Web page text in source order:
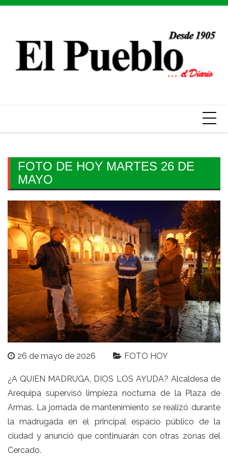
Skip
FOTO DE HOY MARTES 26 DE
MAYO
26 de mayo de 2026 FOTO HOY
¿A QUIEN MADRUGA, DIOS LOS AYUDA? Alcaldesa de
Arequipa supervisó limpieza nocturna de la Plaza de
Armas. La jornada de mantenimiento se realizó durante
la madrugada en el principal espacio público de la
ciudad y anunció que continuarán con otras zonas del
Cercado.